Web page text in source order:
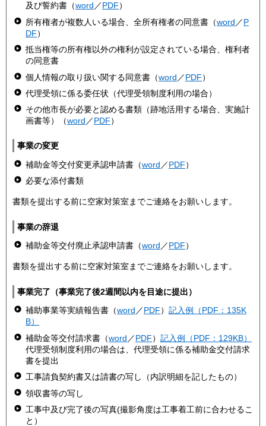
及び誓約書（word／PDF）
所有権者が複数人いる場合、全所有権者の同意書（word ／P
DF）
抵当権等の所有権以外の権利が設定されている場合、権利者
の同意書
個人情報の取り扱い関する同意書（word ／PDF）
代理受領に係る委任状（代理受領制度利用の場合）
その他市長が必要と認める書類（跡地活用する場合、実施計
画書等）（word／PDF）
事業の変更
補助金等交付変更承認申請書（word ／PDF）
必要な添付書類
書類を提出する前に空家対策室までご連絡をお願いします。
事業の辞退
補助金等交付廃止承認申請書（word ／PDF）
書類を提出する前に空家対策室までご連絡をお願いします。
事業完了（事業完了後2週間以内を目途に提出）
補助事業等実績報告書（word／PDF） 記入例（PDF：135K
B）
補助金等交付請求書（word ／PDF） 記入例（PDF：129KB）
代理受領制度利用の場合は、代理受領に係る補助金交付請求
書を提出
工事請負契約書又は請書の写し（内訳明細を記したもの）
領収書等の写し
工事中及び完了後の写真(撮影角度は工事着工前に合わせるこ
と）